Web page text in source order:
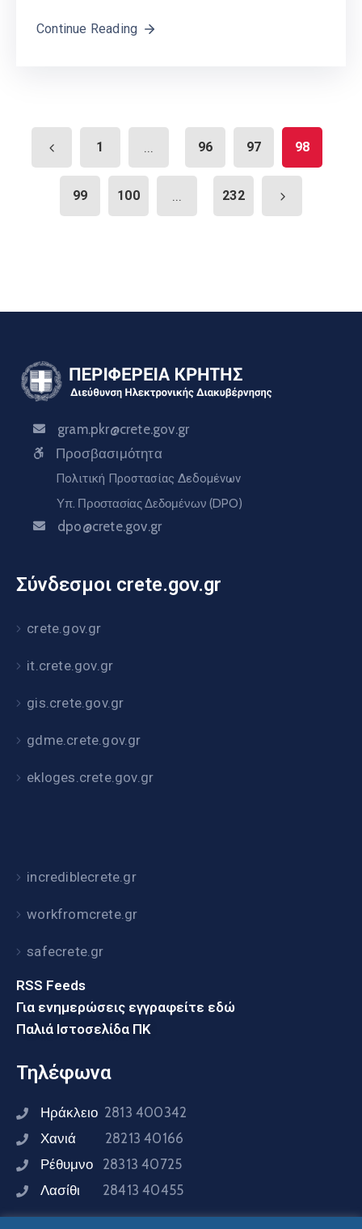
Continue Reading
1 ... 96 97 98
99 100 ... 232
gram.pkr@crete.gov.gr
Προσβασιμότητα
Πολιτική Προστασίας Δεδομένων
Υπ. Προστασίας Δεδομένων (DPO)
dpo@crete.gov.gr
Σύνδεσμοι crete.gov.gr
crete.gov.gr
it.crete.gov.gr
gis.crete.gov.gr
gdme.crete.gov.gr
ekloges.crete.gov.gr
incrediblecrete.gr
workfromcrete.gr
safecrete.gr
RSS Feeds
Για ενημερώσεις εγγραφείτε εδώ
Παλιά Ιστοσελίδα ΠΚ
Τηλέφωνα
Ηράκλειο 2813 400342
Χανιά 28213 40166
Ρέθυμνο 28313 40725
Λασίθι 28413 40455